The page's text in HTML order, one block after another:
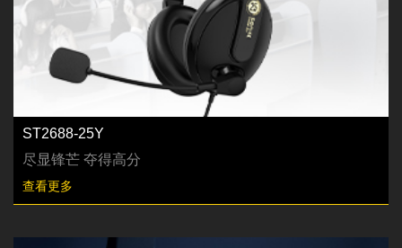
ST2688-25Y
尽显锋芒 夺得高分
查看更多